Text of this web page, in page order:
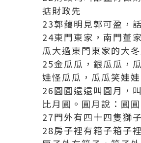
掂財政先
23郭藹明見郭可盈，
24東門東家，南門董
瓜大過東門東家的大
25金瓜瓜，銀瓜瓜，
娃怪瓜瓜，瓜瓜笑娃娃
26圓圓遠遠叫圓月，
比月圓。圓月說：圓
27門外有四十四隻獅
28房子裡有箱子箱子